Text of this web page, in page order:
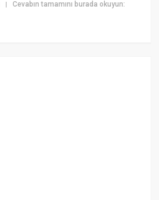
|Cevabın tamamını burada okuyun: